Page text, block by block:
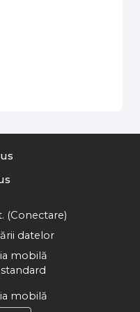
(Conectare)
datelor
mobilă
mobilă